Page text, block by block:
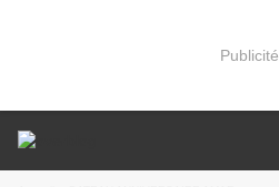
Publicité